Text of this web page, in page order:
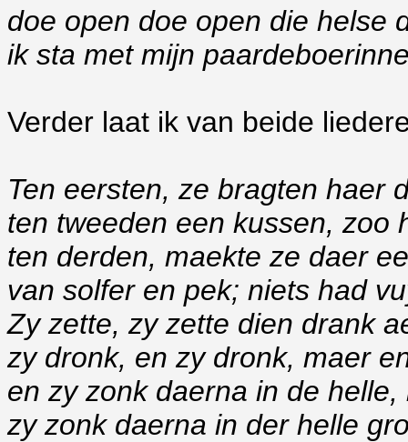
doe open doe open die helse
ik sta met mijn
Verder laat ik van beide
Ten eersten, ze bragten haer
ten tweeden een kussen, zoo
ten derden, maekte ze daer
van solfer en pek; niets had
Zy zette, zy zette dien drank
zy dronk, en zy dronk, maer
en zy zonk daerna in de helle,
zy zonk daerna in der helle